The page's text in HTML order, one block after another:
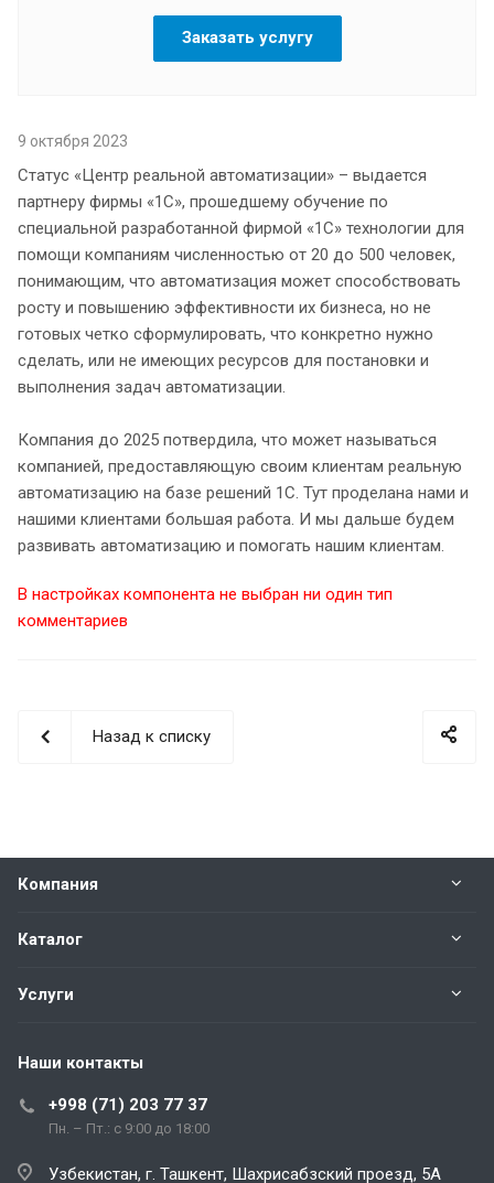
Заказать услугу
9 октября 2023
Статус «Центр реальной автоматизации» – выдается
партнеру фирмы «1С», прошедшему обучение по
специальной разработанной фирмой «1С» технологии для
помощи компаниям численностью от 20 до 500 человек,
понимающим, что автоматизация может способствовать
росту и повышению эффективности их бизнеса, но не
готовых четко сформулировать, что конкретно нужно
сделать, или не имеющих ресурсов для постановки и
выполнения задач автоматизации.
Компания до 2025 потвердила, что может называться
компанией, предоставляющую своим клиентам реальную
автоматизацию на базе решений 1С. Тут проделана нами и
нашими клиентами большая работа. И мы дальше будем
развивать автоматизацию и помогать нашим клиентам.
В настройках компонента не выбран ни один тип
комментариев
Назад к списку
Компания
Каталог
Услуги
Наши контакты
+998 (71) 203 77 37
Пн. – Пт.: с 9:00 до 18:00
Узбекистан, г. Ташкент, Шахрисабзский проезд, 5А